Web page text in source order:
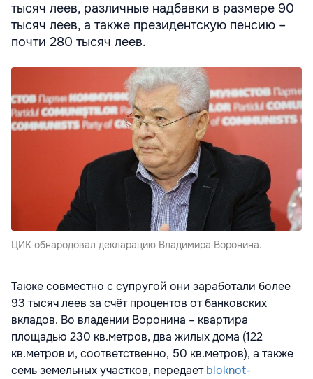
тысяч леев, различные надбавки в размере 90
тысяч леев, а также президентскую пенсию –
почти 280 тысяч леев.
ЦИК обнародовал декларацию Владимира Воронина.
Также совместно с супругой они заработали более
93 тысяч леев за счёт процентов от банковских
вкладов. Во владении Воронина – квартира
площадью 230 кв.метров, два жилых дома (122
кв.метров и, соответственно, 50 кв.метров), а также
семь земельных участков, передаетbloknot-